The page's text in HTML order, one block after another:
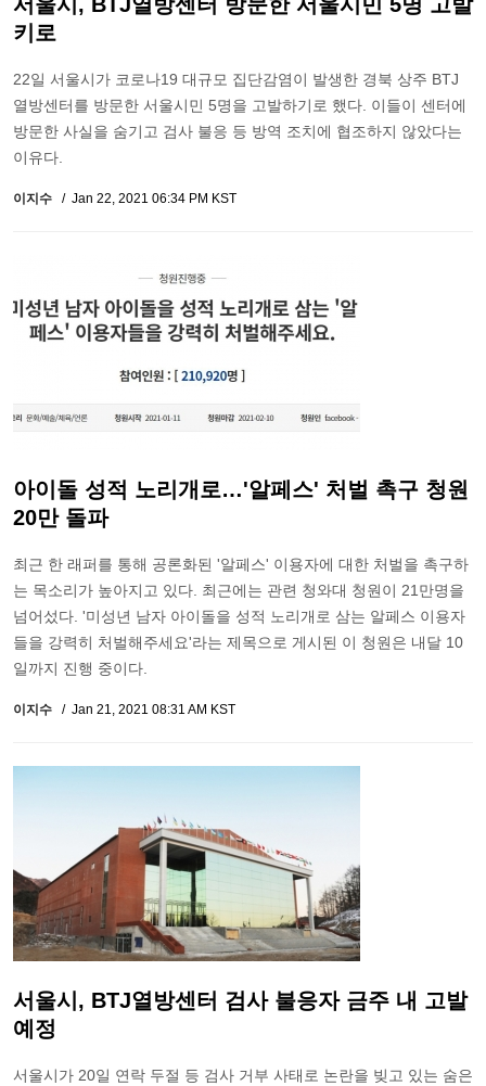
키로
22일 서울시가 코로나19 대규모 집단감염이 발생한 경북 상주 BTJ
열방센터를 방문한 서울시민 5명을 고발하기로 했다. 이들이 센터에
방문한 사실을 숨기고 검사 불응 등 방역 조치에 협조하지 않았다는
이유다.
이지수 Jan 22, 2021 06:34 PM KST
아이돌 성적 노리개로…'알페스' 처벌 촉구 청원
20만 돌파
최근 한 래퍼를 통해 공론화된 '알페스' 이용자에 대한 처벌을 촉구하
는 목소리가 높아지고 있다. 최근에는 관련 청와대 청원이 21만명을
넘어섰다. '미성년 남자 아이돌을 성적 노리개로 삼는 알페스 이용자
들을 강력히 처벌해주세요'라는 제목으로 게시된 이 청원은 내달 10
일까지 진행 중이다.
이지수 Jan 21, 2021 08:31 AM KST
서울시, BTJ열방센터 검사 불응자 금주 내 고발
예정
서울시가 20일 연락 두절 등 검사 거부 사태로 논란을 빚고 있는 숨은